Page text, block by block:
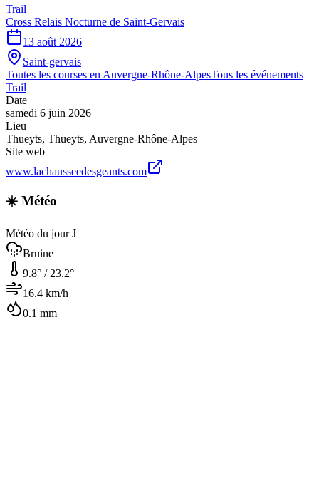
Trail
Cross Relais Nocturne de Saint-Gervais
13 août 2026
Saint-gervais
Toutes les courses en Auvergne-Rhône-AlpesTous les événements
Trail
Date
samedi 6 juin 2026
Lieu
Thueyts, Thueyts, Auvergne-Rhône-Alpes
Site web
www.lachausseedesgeants.com
☀️ Météo
Météo du jour J
Bruine
9.8° / 23.2°
16.4 km/h
0.1 mm